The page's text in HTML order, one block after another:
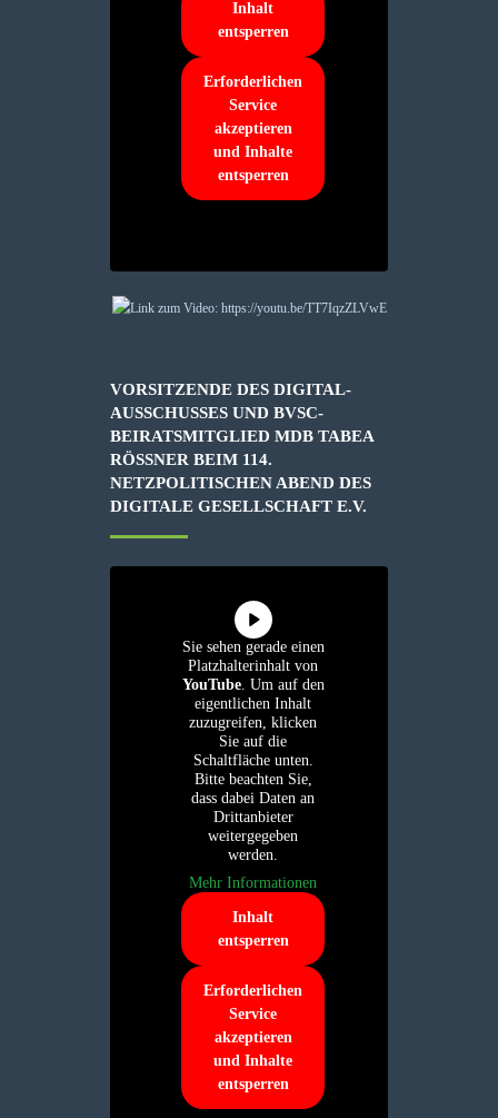
Inhalt
entsperren
Erforderlichen
Service
akzeptieren
und Inhalte
entsperren
VORSITZENDE DES DIGITAL-
AUSSCHUSSES UND BVSC-
BEIRATSMITGLIED MDB TABEA
RÖSSNER BEIM 114. N
ETZPOLITISCHEN ABEND DES D
IGITALE GESELLSCHAFT E.V.
Sie sehen gerade einen
Platzhalterinhalt von
YouTube. Um auf den
eigentlichen Inhalt
zuzugreifen, klicken
Sie auf die
Schaltfläche unten.
Bitte beachten Sie,
dass dabei Daten an
Drittanbieter
weitergegeben
werden.
Mehr Informationen
Inhalt
entsperren
Erforderlichen
Service
akzeptieren
und Inhalte
entsperren